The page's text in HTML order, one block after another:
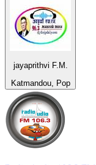
jayaprithvi F.M.
Katmandou, Pop